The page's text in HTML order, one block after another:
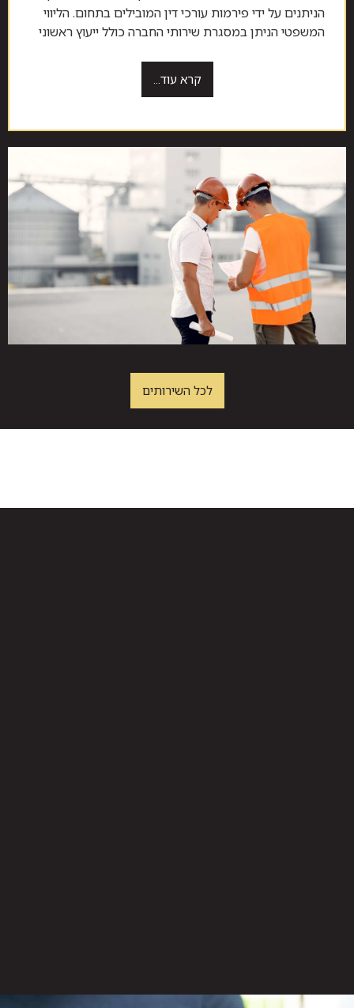
הניתנים על ידי פירמות עורכי דין המובילים בתחום. הליווי
המשפטי הניתן במסגרת שירותי החברה כולל ייעוץ ראשוני
קרא עוד...
לכל השירותים